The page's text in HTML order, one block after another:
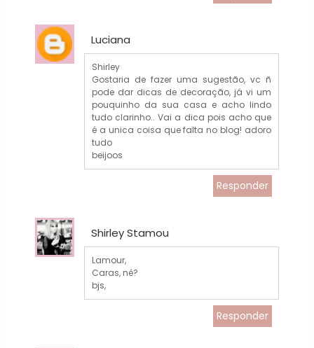
Luciana
Shirley
Gostaria de fazer uma sugestão, vc ñ
pode dar dicas de decoração, já vi um
pouquinho da sua casa e acho lindo
tudo clarinho.. Vai a dica pois acho que
é a unica coisa que falta no blog! adoro
tudo
beijoos
Responder
Shirley Stamou
Lamour,
Caras, né?
bjs,
Responder